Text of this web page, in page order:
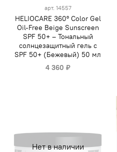
арт. 14557
HELIOCARE 360º Color Gel
Oil-Free Beige Sunscreen
SPF 50+ – Тональный
солнцезащитный гель с
SPF 50+ (Бежевый) 50 мл
4 360 ₽
Нет в наличии